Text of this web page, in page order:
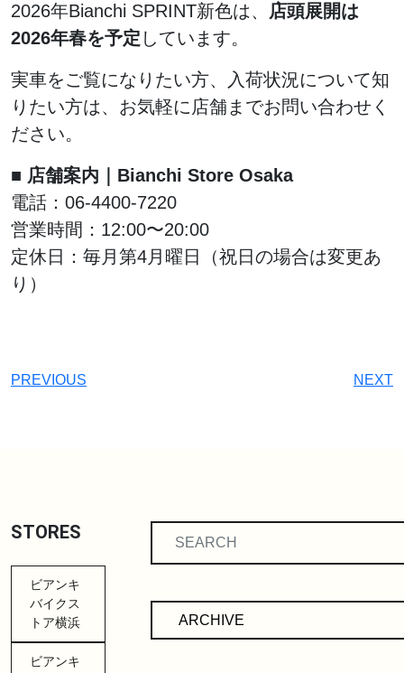
2026年Bianchi SPRINT新色は、 店頭展開は
2026年春を予定 しています。
実車をご覧になりたい方、入荷状況について知
りたい方は、お気軽に店舗までお問い合わせく
ださい。
■ 店舗案内｜Bianchi Store Osaka
電話：06-4400-7220
営業時間：12:00〜20:00
定休日：毎月第4月曜日（祝日の場合は変更あ
り）
PREVIOUS NEXT
STORES
ビアンキ
バイクス
トア横浜
ビアンキ